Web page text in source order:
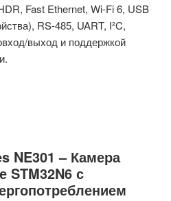
Fast Ethernet, Wi-Fi 6, USB
RS-485, UART, I²C,
выход и поддержкой
NE301 – Камера
STM32N6 с